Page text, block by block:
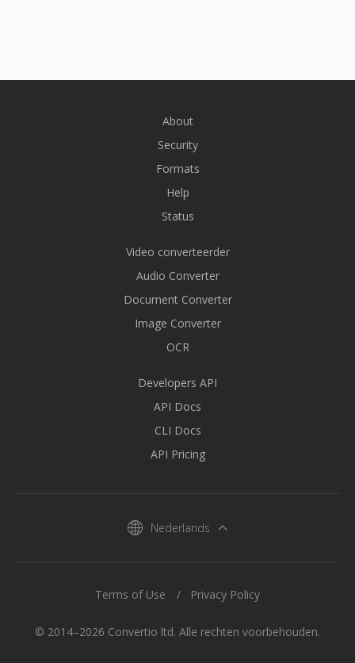
About
Security
Formats
Help
Status
Video converteerder
Audio Converter
Document Converter
Image Converter
OCR
Developers API
API Docs
CLI Docs
API Pricing
Nederlands
© 2014–2026 Convertio ltd. Alle rechten voorbehouden.
Terms of Use Privacy Policy